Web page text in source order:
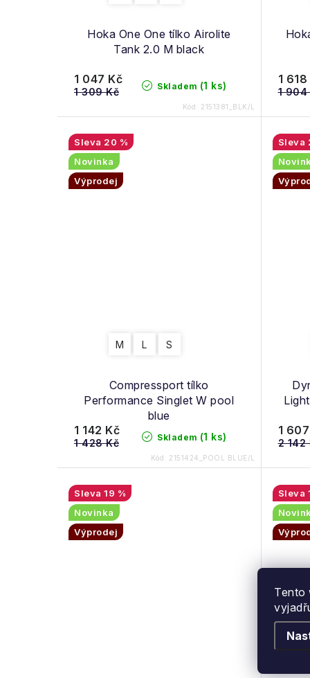
Tento
ů
Hoka One One tílko Airolite
Tank 2.0 M black
Skladem (1 ks)
1 047 Kč
1 309 Kč
Kód: 2151381_BLK/L
1
1 904
Compressport tílko
Performance Singlet W pool
blue
20 %
Novinka
Výprodej
M L S
Skladem (1 ks)
1 142 Kč
1 428 Kč
Kód: 2151424_POOL BLUE/L
1
2 142
19 %
Novinka
Výprodej